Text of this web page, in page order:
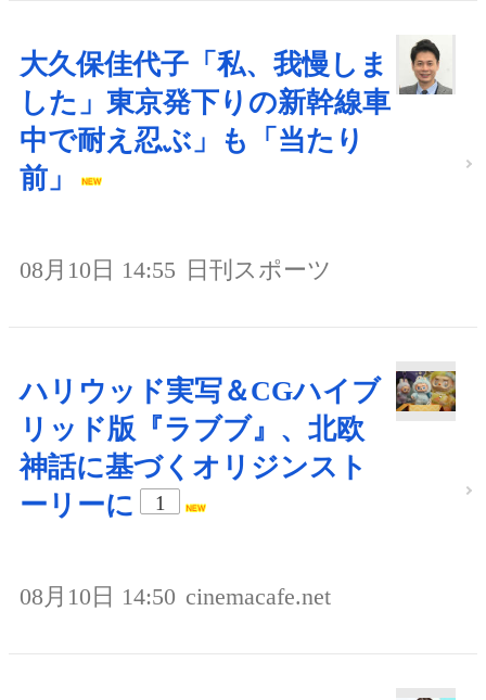
大久保佳代子「私、我慢しま
した」東京発下りの新幹線車
中で耐え忍ぶ」も「当たり
前」
08月10日 14:55 日刊スポーツ
ハリウッド実写＆CGハイブ
リッド版『ラブブ』、北欧
神話に基づくオリジンスト
ーリーに
1
08月10日 14:50 cinemacafe.net